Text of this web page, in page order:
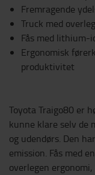
Fremragende
Truck med
Fås med lithium-
Ergonomisk
produktivitet
Toyota Traigo80 er
kunne klare selv de
og udendørs. Den
emission. Fås med
overlegen